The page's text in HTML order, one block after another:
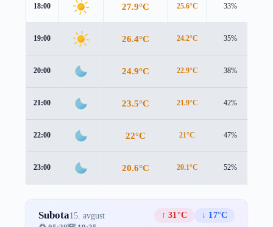
18:00 27.9°C 25.6°C 33%
19:00 26.4°C 24.2°C 35%
20:00 24.9°C 22.9°C 38%
21:00 23.5°C 21.9°C 42%
22:00 22°C 21°C 47%
23:00 20.6°C 20.1°C 52%
Subota15. avgust ↑ 31°C
↓ 17°C